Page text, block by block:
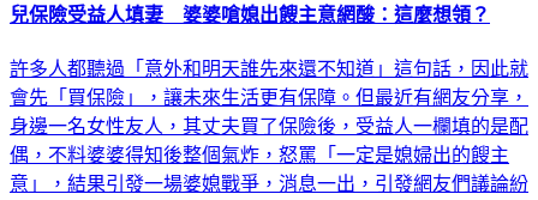
兒保險受益人填妻 婆婆嗆媳出餿主意網酸：這麼想領？
許多人都聽過「意外和明天誰先來還不知道」這句話，因此就
會先「買保險」，讓未來生活更有保障。但最近有網友分享，
身邊一名女性友人，其丈夫買了保險後，受益人一欄填的是配
偶，不料婆婆得知後整個氣炸，怒罵「一定是媳婦出的餿主
意」，結果引發一場婆媳戰爭，消息一出，引發網友們議論紛